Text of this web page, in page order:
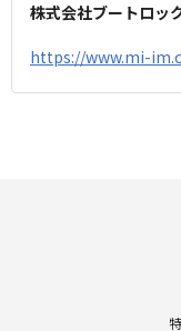
株式会社ブートロッ
https://www.mi-